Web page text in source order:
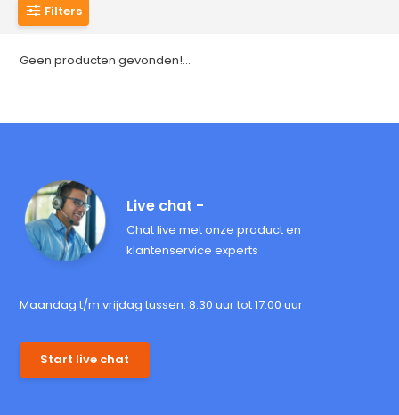
Filters
Geen producten gevonden!...
Live chat -
Chat live met onze product en
klantenservice experts
Maandag t/m vrijdag tussen: 8:30 uur tot 17:00 uur
Start live chat